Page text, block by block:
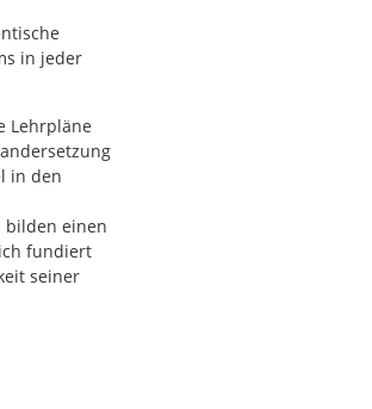
in jeder
Lehrpläne
in den
bilden einen
fundiert
seiner